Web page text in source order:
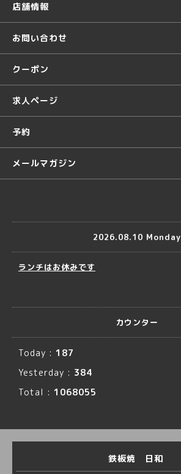
店舗情報
お問い合わせ
クーポン
求人ページ
予約
メールマガジン
2026.08.10 Monday
ランチはお休みです
カウンター
Today : 187
Yesterday : 384
Total : 1068055
鉄板焼 日和